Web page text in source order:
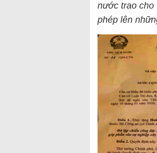
nước trao cho
phép lên